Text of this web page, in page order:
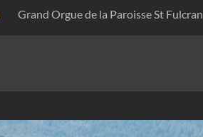
Grand Orgue de la Paroisse St Fulcran